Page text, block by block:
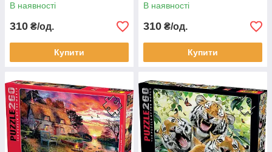
В наявності
310 ₴/од.
Купити
В наявності
310 ₴/од.
Купити